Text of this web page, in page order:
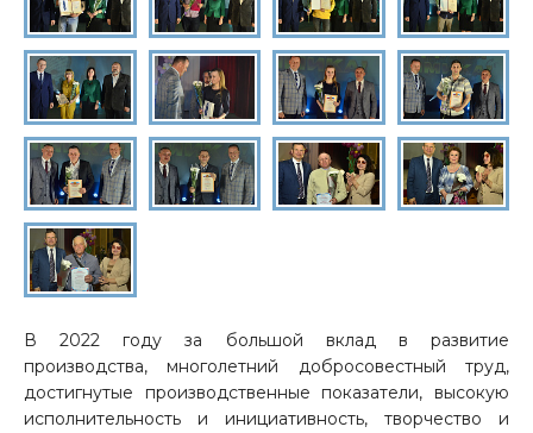
В 2022 году за большой вклад в развитие
производства, многолетний добросовестный труд,
достигнутые производственные показатели, высокую
исполнительность и инициативность, творчество и